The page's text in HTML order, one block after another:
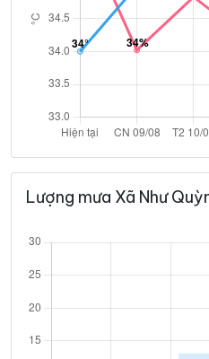
Lượng mưa Xã Như